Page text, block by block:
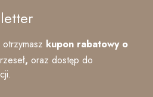
kupon rabatowy o
, oraz dostęp do